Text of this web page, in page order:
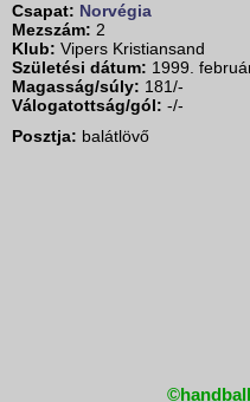
Csapat: Norvégia
Mezszám: 2
Klub: Vipers Kristiansand
Születési dátum: 1999.
Magasság/súly: 181/-
Válogatottság/gól: -/-
Posztja: balátlövő